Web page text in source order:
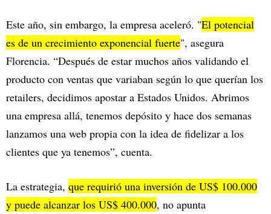
Este año, sin embargo, la empresa aceleró. "El potencial
es de un crecimiento exponencial fuerte", asegura
Florencia. “Después de estar muchos años validando el
producto con ventas que variaban según lo que querían los
retailers, decidimos apostar a Estados Unidos. Abrimos
una empresa allá, tenemos depósito y hace dos semanas
lanzamos una web propia con la idea de fidelizar a los
clientes que ya tenemos”, cuenta.
La estrategia, que requirió una inversión de US$ 100.000
y puede alcanzar los US$ 400.000, no apunta